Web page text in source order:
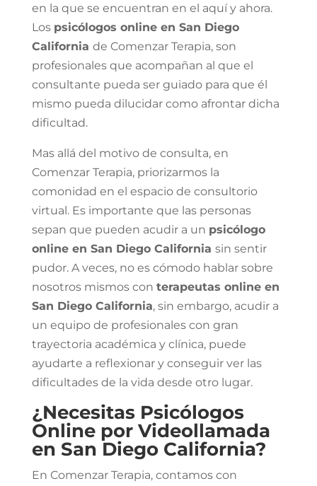
en la que se encuentran en el aquí y ahora.
Los psicólogos online en San Diego
California de Comenzar Terapia, son
profesionales que acompañan al que el
consultante pueda ser guiado para que él
mismo pueda dilucidar como afrontar dicha
dificultad.
Mas allá del motivo de consulta, en
Comenzar Terapia, priorizarmos la
comonidad en el espacio de consultorio
virtual. Es importante que las personas
sepan que pueden acudir a un psicólogo
online en San Diego California sin sentir
pudor. A veces, no es cómodo hablar sobre
nosotros mismos con terapeutas online en
San Diego California, sin embargo, acudir a
un equipo de profesionales con gran
trayectoria académica y clínica, puede
ayudarte a reflexionar y conseguir ver las
dificultades de la vida desde otro lugar.
¿Necesitas Psicólogos
Online por Videollamada
en San Diego California?
En Comenzar Terapia, contamos con